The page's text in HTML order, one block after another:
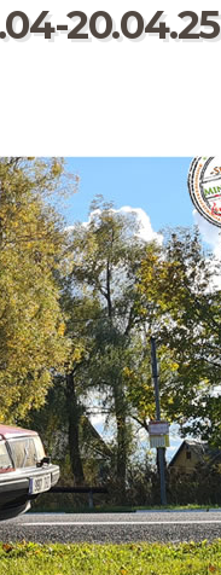
20.04.25